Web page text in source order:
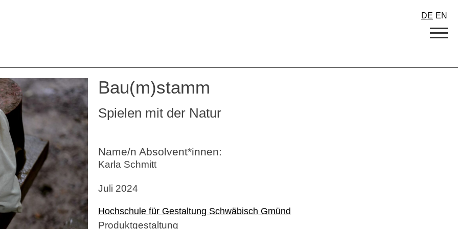
DE EN
Bau(m)stamm
Spielen mit der Natur
Name/n Absolvent*innen:
Karla Schmitt
Juli 2024
Hochschule für Gestaltung Schwäbisch Gmünd
Produktgestaltung